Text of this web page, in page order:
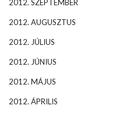
2012. SZEPTEMBER
2012. AUGUSZTUS
2012. JÚLIUS
2012. JÚNIUS
2012. MÁJUS
2012. ÁPRILIS